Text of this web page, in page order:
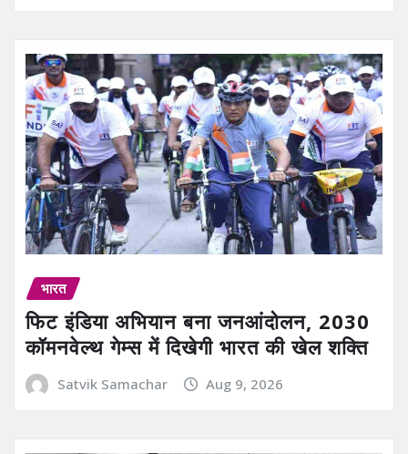
भारत
फिट इंडिया अभियान बना जनआंदोलन, 2030
कॉमनवेल्थ गेम्स में दिखेगी भारत की खेल शक्ति
Satvik Samachar Aug 9, 2026